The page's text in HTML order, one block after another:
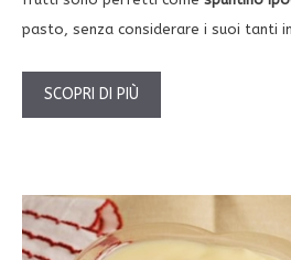
pasto, senza considerare i suoi tanti
SCOPRI DI PIÙ